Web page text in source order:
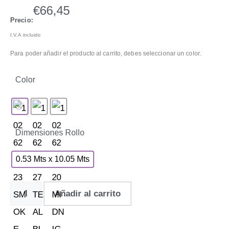
Precio:
€66,45
I.V.A incluido
Para poder añadir el producto al carrito, debes seleccionar un color.
Color
Dimensiones Rollo
0.53 Mts x 10.05 Mts
Añadir al carrito